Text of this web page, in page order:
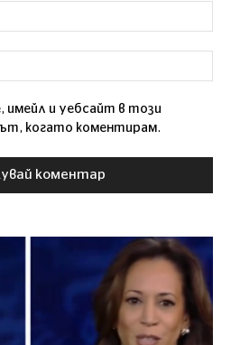
имейл и уебсайт в този
когато коментирам.